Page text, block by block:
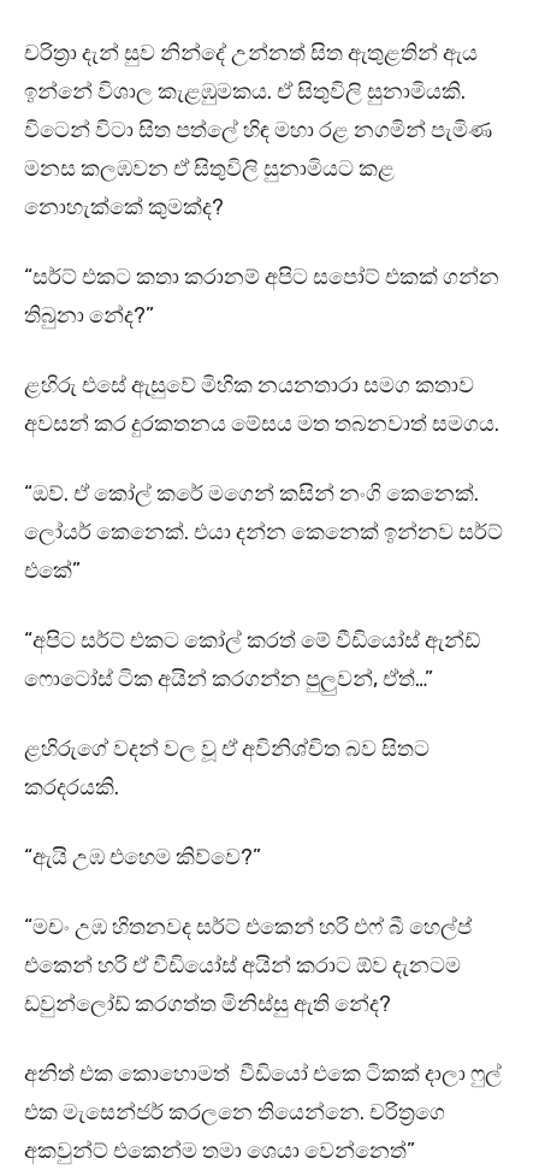
චරිත්‍රා දැන් සුව නින්දේ උන්නත් සිත ඇතුළතින් ඇය
ඉන්නේ විශාල කැළඹුමකය. ඒ සිතුවිලි සුනාමියකි.
විටෙන් විටා සිත පත්ලේ හිඳ මහා රළ නගමින් පැමිණ
මනස කලඹවන ඒ සිතුවිලි සුනාමියට කළ
නොහැක්කේ කුමක්ද?
“සර්ට් එකට කතා කරානම් අපිට සපෝට් එකක් ගන්න
තිබුනා නේද?”
ළහිරු එසේ ඇසුවේ මිහික නයනතාරා සමග කතාව
අවසන් කර දුරකතනය මේසය මත තබනවාත් සමගය.
“ඔව්. ඒ කෝල් කරේ මගෙන් කසින් නංගි කෙනෙක්.
ලෝයර් කෙනෙක්. එයා දන්න කෙනෙක් ඉන්නව සර්ට්
එකේ”
“අපිට සර්ට් එකට කෝල් කරත් මේ වීඩියෝස් ඇන්ඩ්
ෆොටෝස් ටික අයින් කරගන්න පුලුවන්, ඒත්…”
ළහිරුගේ වදන් වල වූ ඒ අවිනිශ්චිත බව සිතට
කරදරයකි.
“ඇයි උඹ එහෙම කිව්වෙ?”
“මචං උඹ හිතනවද සර්ට් එකෙන් හරි එෆ් බී හෙල්ප්
එකෙන් හරි ඒ වීඩියෝස් අයින් කරාට ඕව දැනටම
ඩවුන්ලෝඩ් කරගත්ත මිනිස්සු ඇති නේද?
අනිත් එක කොහොමත් වීඩියෝ එකෙ ටිකක් දාලා ෆුල්
එක මැසෙන්ජර් කරලනෙ තියෙන්නෙ. චරිත්‍රගෙ
අකවුන්ට් එකෙන්ම තමා ශෙයා වෙන්නෙත්”